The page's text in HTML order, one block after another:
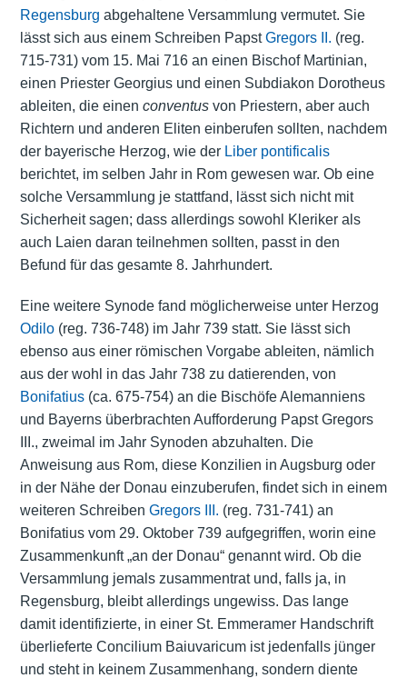
Regensburg abgehaltene Versammlung vermutet. Sie
lässt sich aus einem Schreiben PapstGregors II. (reg.
715-731) vom 15. Mai 716 an einen Bischof Martinian,
einen Priester Georgius und einen Subdiakon Dorotheus
ableiten, die einen conventusvon Priestern, aber auch
Richtern und anderen Eliten einberufen sollten, nachdem
der bayerische Herzog, wie der Liber pontificalis
berichtet, im selben Jahr in Rom gewesen war. Ob eine
solche Versammlung je stattfand, lässt sich nicht mit
Sicherheit sagen; dass allerdings sowohl Kleriker als
auch Laien daran teilnehmen sollten, passt in den
Befund für das gesamte 8. Jahrhundert.
Eine weitere Synode fand möglicherweise unter Herzog
Odilo(reg. 736-748) im Jahr 739 statt. Sie lässt sich
ebenso aus einer römischen Vorgabe ableiten, nämlich
aus der wohl in das Jahr 738 zu datierenden, von
Bonifatius(ca. 675-754) an die Bischöfe Alemanniens
und Bayerns überbrachten Aufforderung Papst Gregors
III., zweimal im Jahr Synoden abzuhalten. Die
Anweisung aus Rom, diese Konzilien in Augsburg oder
in der Nähe der Donau einzuberufen, findet sich in einem
weiteren Schreiben Gregors III. (reg. 731-741) an
Bonifatius vom 29. Oktober 739 aufgegriffen, worin eine
Zusammenkunft „an der Donau“ genannt wird. Ob die
Versammlung jemals zusammentrat und, falls ja, in
Regensburg, bleibt allerdings ungewiss. Das lange
damit identifizierte, in einer St. Emmeramer Handschrift
überlieferte Concilium Baiuvaricum ist jedenfalls jünger
und steht in keinem Zusammenhang, sondern diente